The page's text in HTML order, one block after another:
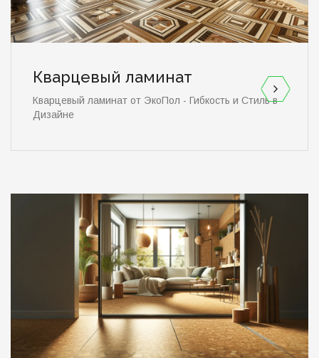
Кварцевый ламинат
Кварцевый ламинат от ЭкоПол - Гибкость и Стиль в
Дизайне